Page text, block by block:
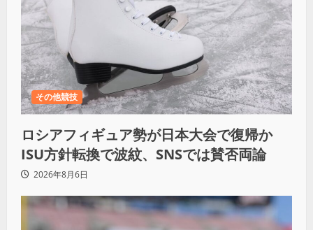
その他競技
ロシアフィギュア勢が日本大会で復帰か
ISU方針転換で波紋、SNSでは賛否両論
2026年8月6日